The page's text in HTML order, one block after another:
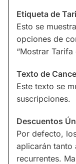
Etiqueta de
Esto se
opciones de
“Mostrar
Texto de
Este texto se
suscripciones.
Descuentos
Por defecto,
aplicarán tanto
recurrentes.